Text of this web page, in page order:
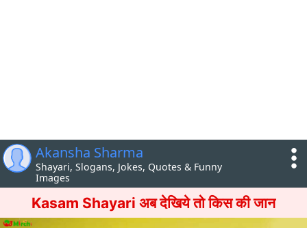
Akansha Sharma
Shayari, Slogans, Jokes, Quotes & Funny
Images
Kasam Shayari अब देखिये तो किस की जान